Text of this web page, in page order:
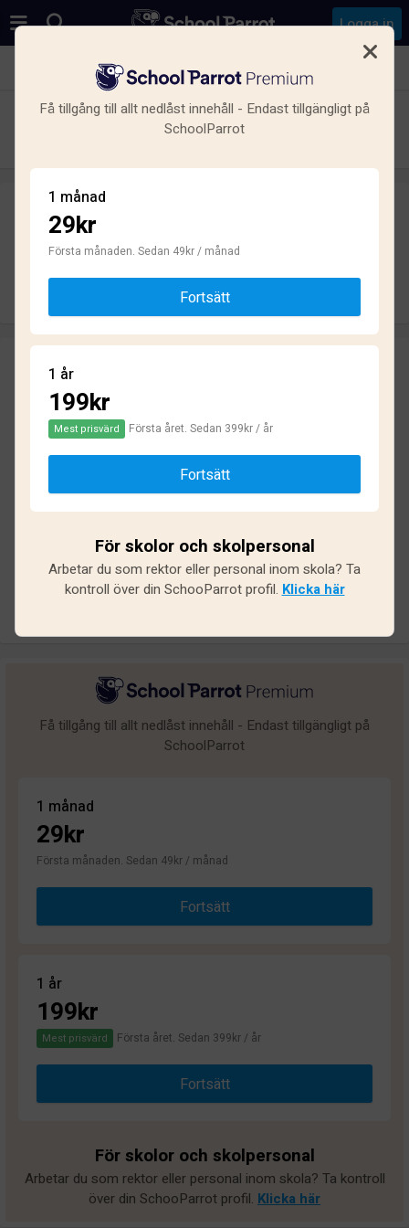
Logga in
Se alla skolor i Rosenlund, Södertälje
Rosenborgskolan
Skriv ett omdöme
Skriv omdöme
Omdömen
Baserat på15omdömen och129svar
Utmärkt
Undermålig
Få tillgång till allt nedlåst innehåll - Endast tillgängligt på
SchoolParrot
1 månad
29kr
Första månaden. Sedan 49kr / månad
Fortsätt
1 år
199kr
Mest prisvärd Första året. Sedan 399kr / år
Fortsätt
För skolor och skolpersonal
Arbetar du som rektor eller personal inom skola? Ta kontroll
över din SchooParrot profil. Klicka här
Få tillgång till allt nedlåst innehåll - Endast tillgängligt på
SchoolParrot
1 månad
29kr
Första månaden. Sedan 49kr / månad
Fortsätt
1 år
199kr
Mest prisvärd Första året. Sedan 399kr / år
Fortsätt
För skolor och skolpersonal
Arbetar du som rektor eller personal inom skola? Ta
kontroll över din SchooParrot profil. Klicka här